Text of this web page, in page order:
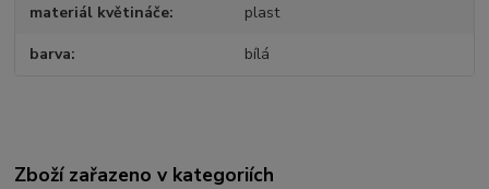
materiál květináče plast
barva bílá
Zboží zařazeno v kategoriích